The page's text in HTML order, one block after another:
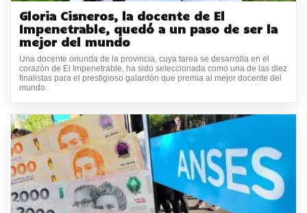
Gloria Cisneros, la docente de El
Impenetrable, quedó a un paso de ser la
mejor del mundo
Una docente oriunda de la provincia, cuya tarea se desarrolla en el
corazón de El Impenetrable, ha sido seleccionada como una de las diez
finalistas para el prestigioso galardón que premia al mejor docente del
mundo.